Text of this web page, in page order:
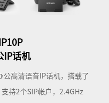
IP话机
公高清语音IP话机，搭载了
持2个SIP帐户，2.4GHz